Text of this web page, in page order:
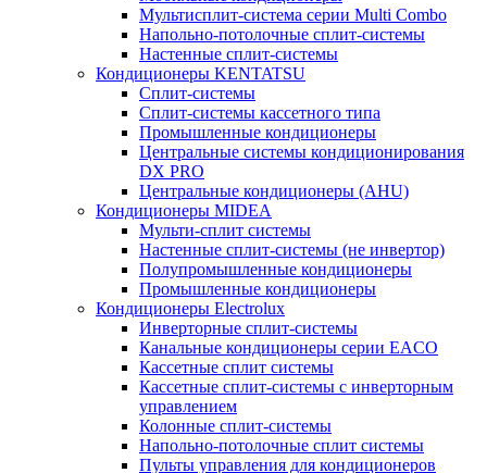
Мультисплит-система серии Multi Combo
Напольно-потолочные сплит-системы
Настенные сплит-системы
Кондиционеры KENTATSU
Сплит-системы
Сплит-системы кассетного типа
Промышленные кондиционеры
Центральные системы кондиционирования
DX PRO
Центральные кондиционеры (AHU)
Кондиционеры MIDEA
Мульти-сплит системы
Настенные сплит-системы (не инвертор)
Полупромышленные кондиционеры
Промышленные кондиционеры
Кондиционеры Electrolux
Инверторные сплит-системы
Канальные кондиционеры серии EACO
Кассетные сплит системы
Кассетные сплит-системы с инверторным
управлением
Колонные сплит-системы
Напольно-потолочные сплит системы
Пульты управления для кондиционеров